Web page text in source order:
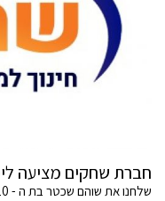
חברת שחקים מציעה
שלחנו את שוהם שכטר בת ה - 10 להתנסות בעשרה מיפגשים.